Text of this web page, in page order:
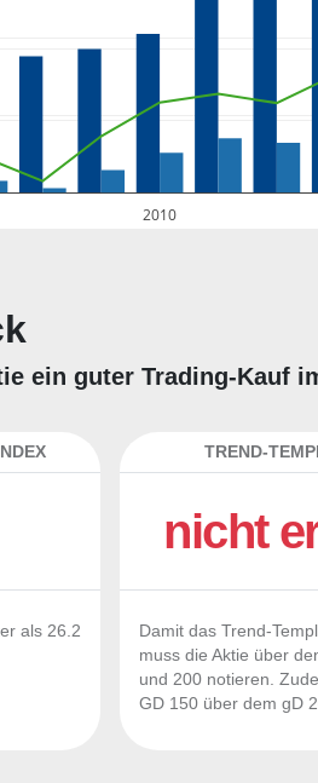
2010
ein guter Trading-Kauf
als 26.2
TREND-
nicht
Damit das Trend-
muss die Aktie über
und 200 notieren.
GD 150 über dem gD